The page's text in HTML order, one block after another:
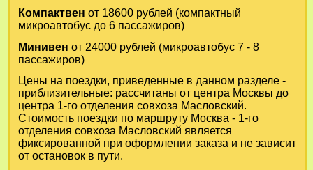
Компактвен от 18600 рублей (компактный
микроавтобус до 6 пассажиров)
Минивен от 24000 рублей (микроавтобус 7 - 8
пассажиров)
Цены на поездки, приведенные в данном разделе -
приблизительные: рассчитаны от центра Москвы до
центра 1-го отделения совхоза Масловский.
Стоимость поездки по маршруту Москва - 1-го
отделения совхоза Масловский является
фиксированной при оформлении заказа и не зависит
от остановок в пути.